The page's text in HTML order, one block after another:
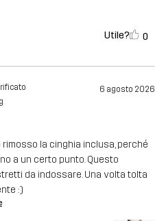
Utile? 0
6 agosto 2026
rimosso la cinghia inclusa, perché
a un certo punto. Questo
da indossare. Una volta tolta
:)